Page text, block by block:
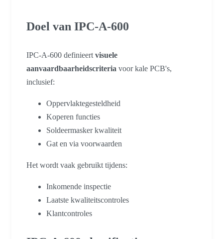
Doel van IPC-A-600
IPC-A-600 definieert visuele
aanvaardbaarheidscriteria voor kale PCB's,
inclusief:
Oppervlaktegesteldheid
Koperen functies
Soldeermasker kwaliteit
Gat en via voorwaarden
Het wordt vaak gebruikt tijdens:
Inkomende inspectie
Laatste kwaliteitscontroles
Klantcontroles